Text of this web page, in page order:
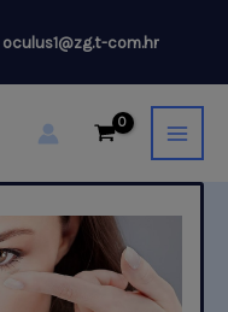
oculus1@zg.t-com.hr